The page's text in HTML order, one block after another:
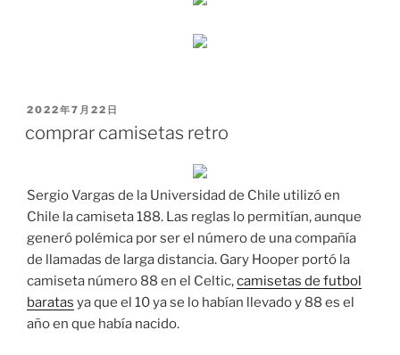
PUBLICADO
2022年7月22日
comprar camisetas retro
Sergio Vargas de la Universidad de Chile utilizó en
Chile la camiseta 188. Las reglas lo permitían, aunque
generó polémica por ser el número de una compañía
de llamadas de larga distancia. Gary Hooper portó la
camiseta número 88 en el Celtic,camisetas de futbol
baratas ya que el 10 ya se lo habían llevado y 88 es el
año en que había nacido.